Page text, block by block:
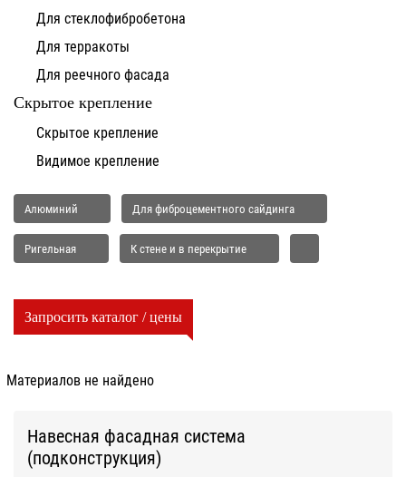
Для стеклофибробетона
Для терракоты
Для реечного фасада
Скрытое крепление
Скрытое крепление
Видимое крепление
Алюминий Для фиброцементного сайдинга
Ригельная К стене и в перекрытие
Запросить каталог / цены
Материалов не найдено
Навесная фасадная система
(подконструкция)